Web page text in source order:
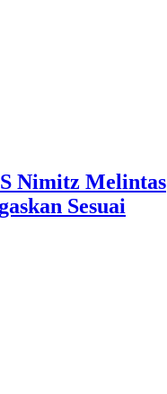
Nimitz Melintas
Sesuai